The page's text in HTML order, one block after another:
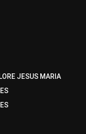
JESUS MARIA